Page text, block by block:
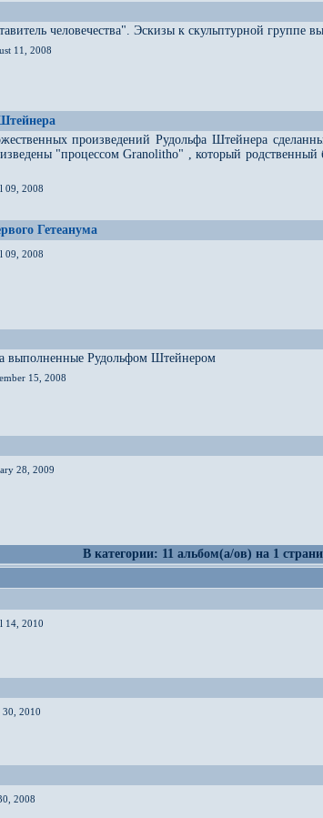
человечества". Эскизы к скульптурной
11, 2008
произведений Рудольфа Штейнера
"процессом Granolitho" , который
09, 2008
Гетеанума
09, 2008
выполненные Рудольфом Штейнером
15, 2008
28, 2009
В категории: 11 альбом(а/ов) на 1
14, 2010
30, 2010
2008